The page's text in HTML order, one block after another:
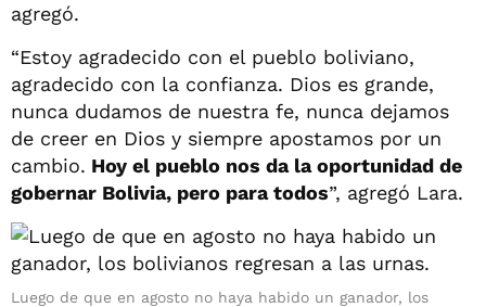
agregó.
“Estoy agradecido con el pueblo boliviano,
agradecido con la confianza. Dios es grande,
nunca dudamos de nuestra fe, nunca dejamos
de creer en Dios y siempre apostamos por un
cambio. Hoy el pueblo nos da la oportunidad de
gobernar Bolivia, pero para todos”, agregó Lara.
Luego de que en agosto no haya habido un ganador, los